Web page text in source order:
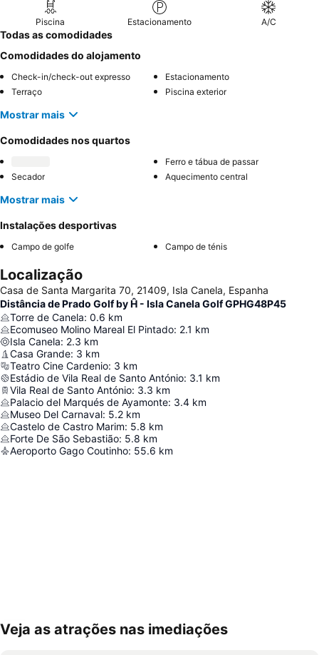
Piscina Estacionamento A/C
Todas as comodidades
Comodidades do alojamento
Check-in/check-out expresso
Estacionamento
Terraço
Piscina exterior
Mostrar mais
Comodidades nos quartos
Ferro e tábua de passar
Secador
Aquecimento central
Mostrar mais
Instalações desportivas
Campo de golfe Campo de ténis
Localização
Casa de Santa Margarita 70, 21409, Isla Canela, Espanha
Distância de Prado Golf by Ĥ - Isla Canela Golf GPHG48P45
Torre de Canela: 0.6 km
Ecomuseo Molino Mareal El Pintado: 2.1 km
Isla Canela: 2.3 km
Casa Grande: 3 km
Teatro Cine Cardenio: 3 km
Estádio de Vila Real de Santo António: 3.1 km
Vila Real de Santo António: 3.3 km
Palacio del Marqués de Ayamonte: 3.4 km
Museo Del Carnaval: 5.2 km
Castelo de Castro Marim: 5.8 km
Forte De São Sebastião: 5.8 km
Aeroporto Gago Coutinho: 55.6 km
Ampliar mapa
Veja as atrações nas imediações